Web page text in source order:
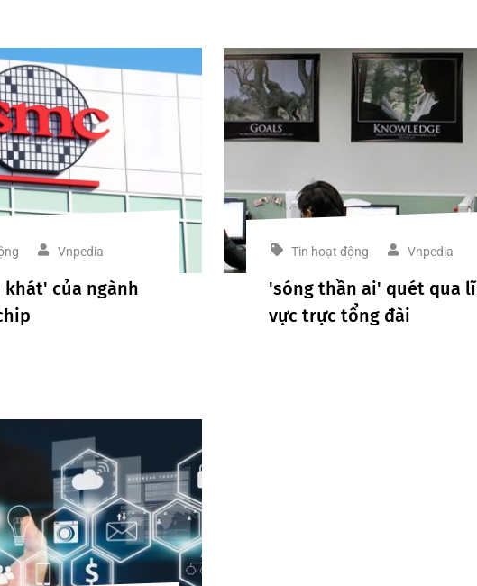
Vnpedia
khát' của ngành
Tin hoạt động Vnpedia
'sóng thần ai' quét qua
vực trực tổng đài